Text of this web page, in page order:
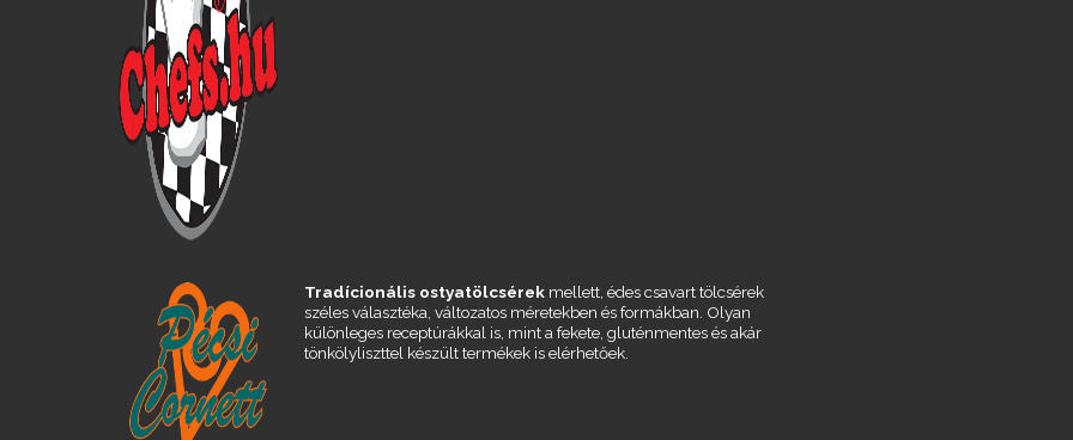
Tradícionális ostyatölcsérekmellett, édes csavart tölcsérek
széles választéka, változatos méretekben és formákban. Olyan
különleges receptúrákkal is, mint a fekete, gluténmentes és akár
tönkölyliszttel készült termékek is elérhetőek.